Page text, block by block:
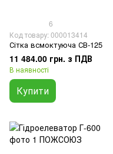
6
Код товару: 000013414
Сітка всмоктуюча СВ-125
11 484.00 грн. з ПДВ
В наявності
Купити